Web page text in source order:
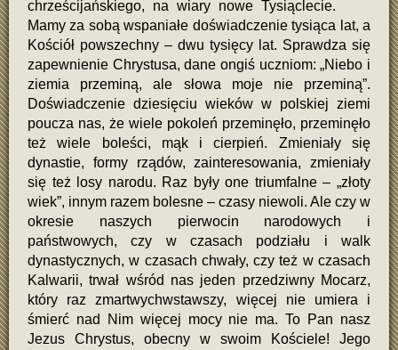
chrześcijańskiego, na wiary nowe Tysiąclecie.
Mamy za sobą wspaniałe doświadczenie tysiąca lat, a
Kościół powszechny – dwu tysięcy lat. Sprawdza się
zapewnienie Chrystusa, dane ongiś uczniom: „Niebo i
ziemia przeminą, ale słowa moje nie przeminą”.
Doświadczenie dziesięciu wieków w polskiej ziemi
poucza nas, że wiele pokoleń przeminęło, przeminęło
też wiele boleści, mąk i cierpień. Zmieniały się
dynastie, formy rządów, zainteresowania, zmieniały
się też losy narodu. Raz były one triumfalne – „złoty
wiek”, innym razem bolesne – czasy niewoli. Ale czy w
okresie naszych pierwocin narodowych i
państwowych, czy w czasach podziału i walk
dynastycznych, w czasach chwały, czy też w czasach
Kalwarii, trwał wśród nas jeden przedziwny Mocarz,
który raz zmartwychwstawszy, więcej nie umiera i
śmierć nad Nim więcej mocy nie ma. To Pan nasz
Jezus Chrystus, obecny w swoim Kościele! Jego